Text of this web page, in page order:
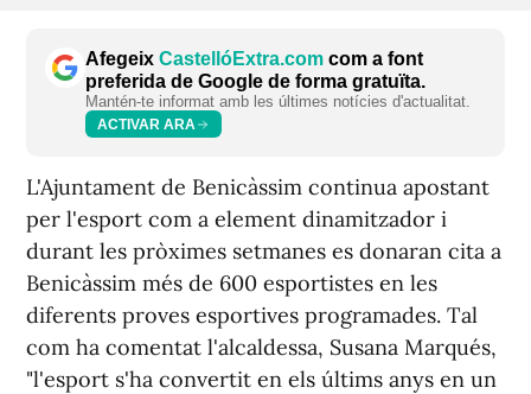
Afegeix CastellóExtra.com com a font
preferida de Google de forma gratuïta.
Mantén-te informat amb les últimes notícies d'actualitat.
ACTIVAR ARA
L'Ajuntament de Benicàssim continua apostant
per l'esport com a element dinamitzador i
durant les pròximes setmanes es donaran cita a
Benicàssim més de 600 esportistes en les
diferents proves esportives programades. Tal
com ha comentat l'alcaldessa, Susana Marqués,
"l'esport s'ha convertit en els últims anys en un